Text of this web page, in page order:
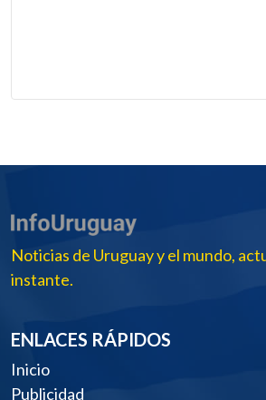
Noticias de Uruguay y el mundo,
instante.
ENLACES RÁPIDOS
Inicio
Publicidad